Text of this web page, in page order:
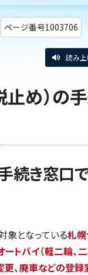
ページ番号1003706
読み
止め）の
続き窓口
象となっている札
トバイ（軽二輪、
、廃車などの登録